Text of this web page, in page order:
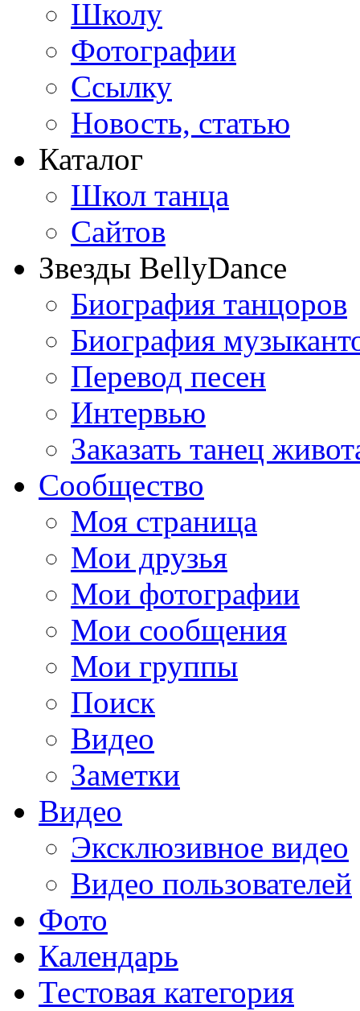
Школу
Фотографии
Ссылку
Новость, статью
Каталог
Школ танца
Сайтов
Звезды BellyDance
Биография танцоров
Биография
Перевод песен
Интервью
Заказать танец
Сообщество
Моя страница
Мои друзья
Мои фотографии
Мои сообщения
Мои группы
Поиск
Видео
Заметки
Видео
Эксклюзивное видео
Видео пользователей
Фото
Календарь
Тестовая категория